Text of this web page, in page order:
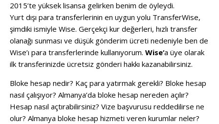
2015’te yüksek lisansa gelirken benim de öyleydi.
Yurt dışı para transferlerinin en uygun yolu TransferWise,
şimdiki ismiyle Wise. Gerçekçi kur değerleri, hızlı transfer
olanağı sunması ve düşük gönderim ücreti nedeniyle ben de
Wise’ı para transferlerinde kullanıyorum. Wise‘a üye olarak
ilk transferinizde ücretsiz gönderi hakkı kazanabilirsiniz.
Bloke hesap nedir? Kaç para yatırmak gerekli? Bloke hesap
nasıl çalışıyor? Almanya’da bloke hesap nereden açılır?
Hesap nasıl açtırabilirsiniz? Vize başvurusu reddedilirse ne
olur? Almanya bloke hesap hizmeti veren kurumlar neler?